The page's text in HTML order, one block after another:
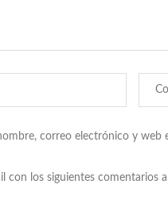
correo electrónico y web
con los siguientes comentarios